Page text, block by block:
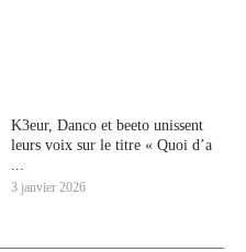
K3eur, Danco et beeto unissent
leurs voix sur le titre « Quoi d’a
...
3 janvier 2026